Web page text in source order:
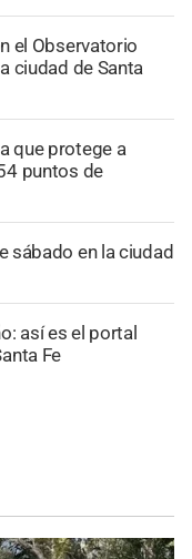
el Observatorio
ciudad de Santa
que protege a
puntos de
sábado en la ciudad
así es el portal
Fe